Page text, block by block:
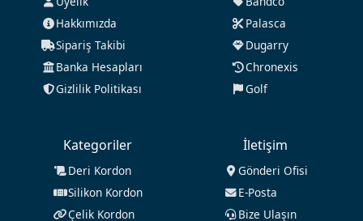
Hakkımızda
Sipariş Takibi
Banka Hesapları
Gizlilik Politikası
Palasca
Dugarry
Chronexis
Golf
Kategoriler
Deri Kordon
Silikon Kordon
Çelik Kordon
İletişim
Gönderi Ofisi
E-Posta
Bize Ulaşın